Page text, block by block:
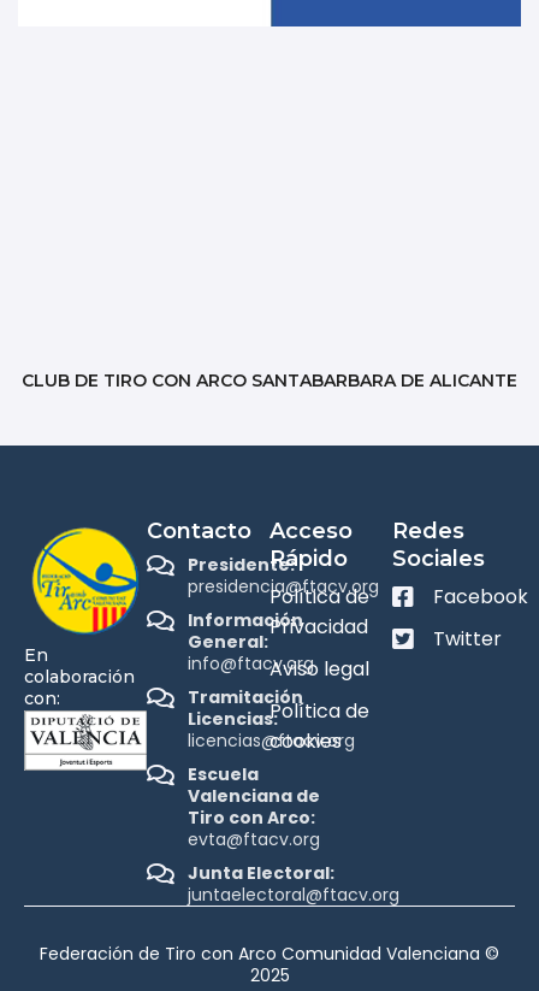
CLUB DE TIRO CON ARCO SANTABARBARA DE ALICANTE
En
colaboración
con:
Contacto
Presidente:
presidencia@ftacv.org
Información
General:
info@ftacv.org
Tramitación
Licencias:
licencias@ftacv.org
Escuela
Valenciana de
Tiro con Arco:
evta@ftacv.org
Junta Electoral:
juntaelectoral@ftacv.org
Acceso
Rápido
Política de
Privacidad
Aviso legal
Política de
cookies
Redes
Sociales
Facebook
Twitter
Federación de Tiro con Arco Comunidad Valenciana ©
2025